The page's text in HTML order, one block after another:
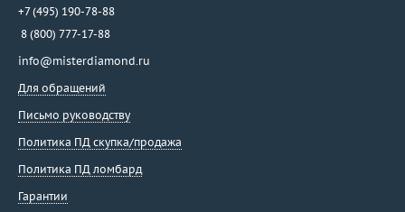
+7 (495) 190-78-88
8 (800) 777-17-88
info@misterdiamond.ru
Для обращений
Письмо руководству
Политика ПД скупка/продажа
Политика ПД ломбард
Гарантии